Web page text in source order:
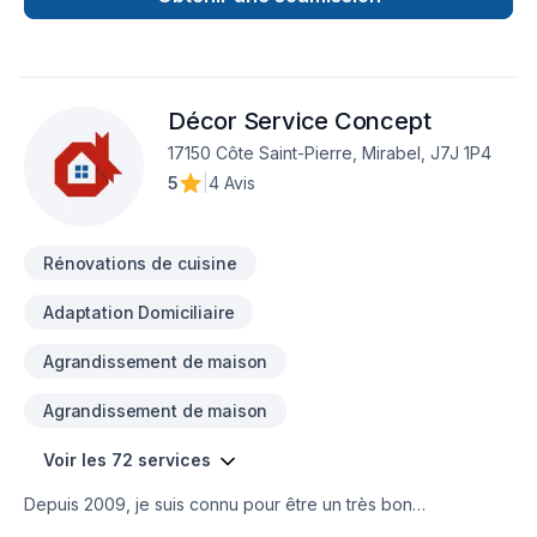
bâtiments neufs, qu'il s'agisse de résidences, de complexes
créer des espaces fonctionnels et esthétiques. Constructions
commerciales : Notre expertise s'étend également aux
projets commerciaux, où nous avons démontré notre
capacité à livrer des bâtiments de qualité supérieure, conçus
des installations industrielles, nous sommes équipés pour
Engagement qualité Chez Les Constructions Immoblex, nous
qualité à nos clients. Notre équipe est composée de
dévouement pour assurer la réussite de chaque projet. Nous
clients, en offrant un service personnalisé, des solutions
Décor Service Concept
17150 Côte Saint-Pierre, Mirabel, J7J 1P4
5
4 Avis
Rénovations de cuisine
Adaptation Domiciliaire
Agrandissement de maison
Agrandissement de maison
Voir les 72 services
Depuis 2009, je suis connu pour être un très bon